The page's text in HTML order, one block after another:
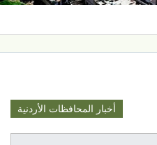
أخبار المحافظات الأردنية